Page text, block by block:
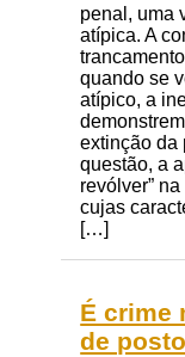
penal, uma
atípica. A
quando se
atípico, a
extinção da
questão, a
revólver”
cujas
[…]
É crime
de